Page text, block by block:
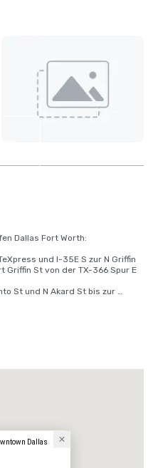
Dallas Fort Worth:
und I-35E S zur N Griffin
Griffin St von der TX-366 Spur E
St und N Akard St bis zur
Dallas